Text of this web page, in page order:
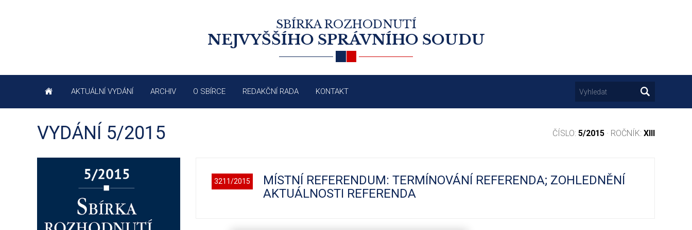
SBÍRKA ROZHODNUTÍ
NEJVYŠŠÍHO SPRÁVNÍHO SOUDU
AKTUÁLNÍ VYDÁNÍ ARCHIV O SBÍRCE REDAKČNÍ RADA KONTAKT
VYDÁNÍ 5/2015 ČÍSLO: 5/2015 · ROČNÍK: XIII
3211/2015
MÍSTNÍ REFERENDUM: TERMÍNOVÁNÍ REFERENDA; ZOHLEDNĚNÍ
AKTUÁLNOSTI REFERENDA